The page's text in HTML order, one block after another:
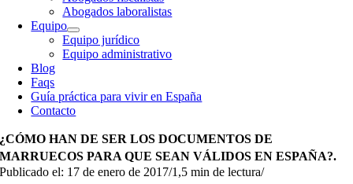
Abogados laboralistas
Equipo
Equipo jurídico
Equipo administrativo
Blog
Faqs
Guía práctica para vivir en España
Contacto
¿CÓMO HAN DE SER LOS DOCUMENTOS DE
MARRUECOS PARA QUE SEAN VÁLIDOS EN ESPAÑA?.
Publicado el: 17 de enero de 2017/1,5 min de lectura/